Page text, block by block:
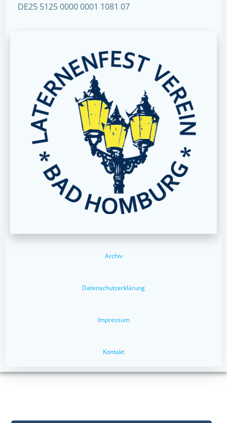
DE25 5125 0000 0001 1081 07
Archiv
Datenschutzerklärung
Impressum
Kontakt